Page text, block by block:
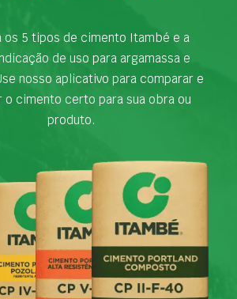
os 5 tipos de cimento Itambé e a
de uso para argamassa e
nosso aplicativo para comparar e
o cimento certo para sua obra ou
produto.